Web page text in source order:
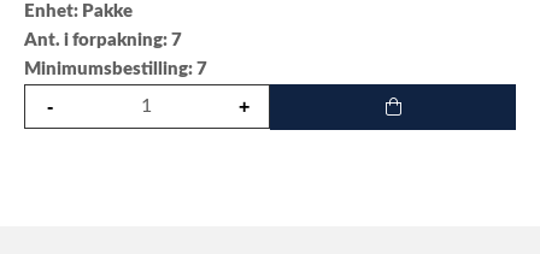
Enhet: Pakke
Ant. i forpakning: 7
Minimumsbestilling: 7